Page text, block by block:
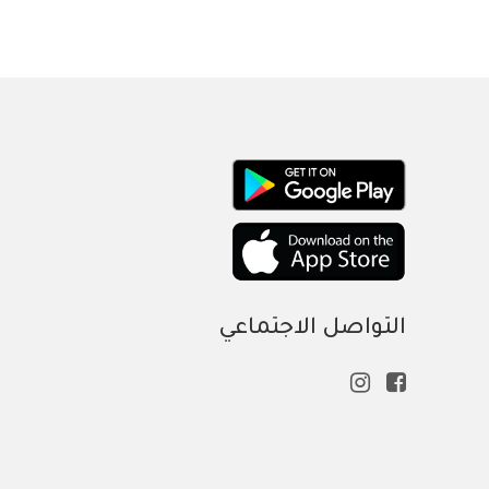
التواصل الاجتماعي